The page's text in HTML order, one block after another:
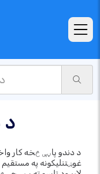
د
د دندو پاڼې څخه کار
غوښتنلیکونه په